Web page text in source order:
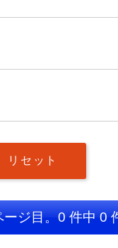
ジ目。0 件中 0